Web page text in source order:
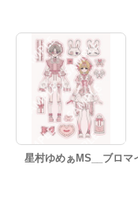
星村ゆめぁMS__ブロマ